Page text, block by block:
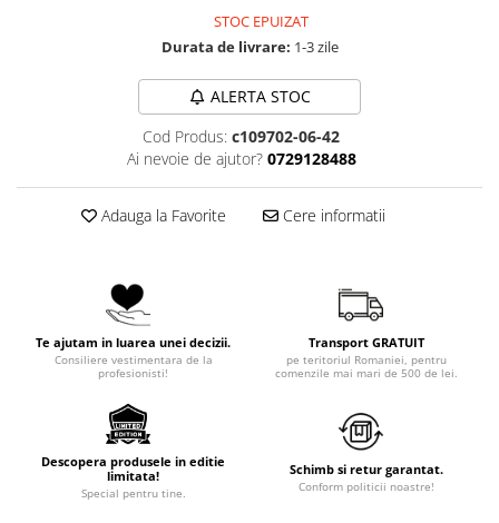
STOC EPUIZAT
Durata de livrare: 1-3 zile
ALERTA STOC
Cod Produs: c109702-06-42
Ai nevoie de ajutor? 0729128488
Adauga la Favorite Cere informatii
Te ajutam in luarea unei decizii.
Consiliere vestimentara de la
profesionisti!
Transport GRATUIT
pe teritoriul Romaniei, pentru
comenzile mai mari de 500 de lei.
Descopera produsele in editie
limitata!
Special pentru tine.
Schimb si retur garantat.
Conform politicii noastre!